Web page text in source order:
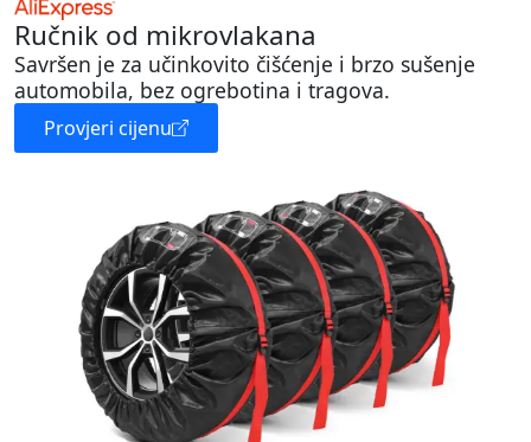
Ručnik od mikrovlakana
Savršen je za učinkovito čišćenje i brzo sušenje
automobila, bez ogrebotina i tragova.
Provjeri cijenu